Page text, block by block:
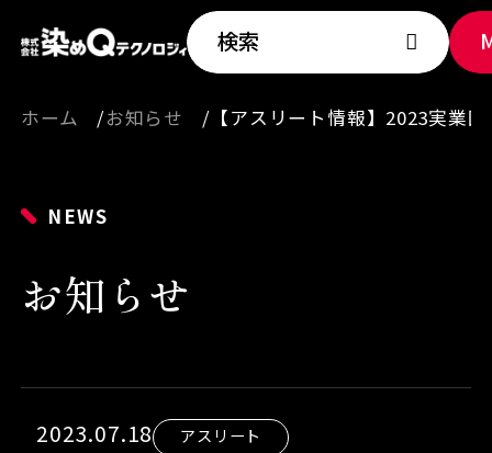
検索
ホーム お知らせ 【アスリート情報】2023実
NEWS
お知らせ
2023.07.18 アスリート